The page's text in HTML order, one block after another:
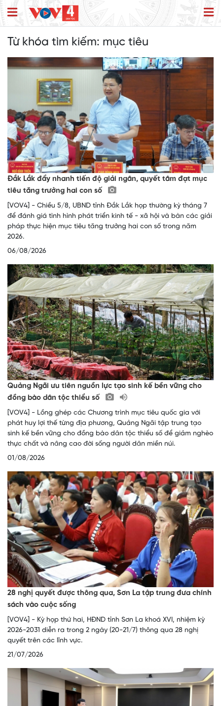
Từ khóa tìm kiếm: mục tiêu
Đắk Lắk đẩy nhanh tiến độ giải ngân, quyết tâm đạt mục
tiêu tăng trưởng hai con số
[VOV4] - Chiều 5/8, UBND tỉnh Đắk Lắk họp thường kỳ tháng 7
để đánh giá tình hình phát triển kinh tế - xã hội và bàn các giải
pháp thực hiện mục tiêu tăng trưởng hai con số trong năm
2026.
06/08/2026
Quảng Ngãi ưu tiên nguồn lực tạo sinh kế bền vững cho
đồng bào dân tộc thiểu số
[VOV4] - Lồng ghép các Chương trình mục tiêu quốc gia với
phát huy lợi thế từng địa phương, Quảng Ngãi tập trung tạo
sinh kế bền vững cho đồng bào dân tộc thiểu số để giảm nghèo
thực chất và nâng cao đời sống người dân miền núi.
01/08/2026
28 nghị quyết được thông qua, Sơn La tập trung đưa chính
sách vào cuộc sống
[VOV4] - Kỳ họp thứ hai, HĐND tỉnh Sơn La khoá XVI, nhiệm kỳ
2026-2031 diễn ra trong 2 ngày (20-21/7) thông qua 28 nghị
quyết trên các lĩnh vực.
21/07/2026